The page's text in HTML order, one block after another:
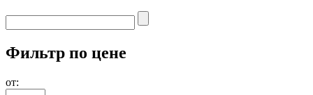
Фильтр по цене
от: